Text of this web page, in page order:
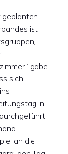
ist
gäbe
sich
in
an die